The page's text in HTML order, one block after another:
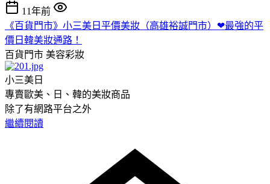
11年前
《百貨門市》小三美日平價美妝（高雄裕誠門市）❤最強的平
價日韓美妝通路！
百貨門市 美容彩妝
小三美日
專賣歐美、日、韓的美妝商品
除了有網路平台之外
繼續閱讀